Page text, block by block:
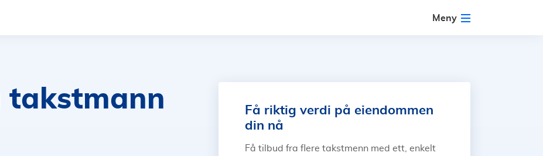
Meny
takstmann
Få riktig verdi på eiendommen
din nå
Få tilbud fra flere takstmenn med ett, enkelt